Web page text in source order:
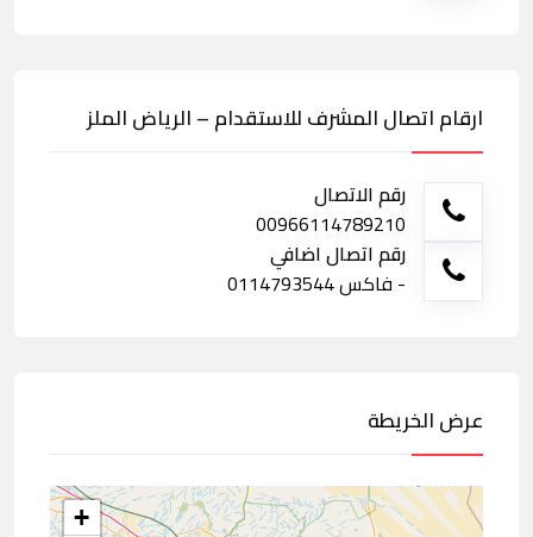
ارقام اتصال المشرف للاستقدام – الرياض الملز
رقم الاتصال
00966114789210
رقم اتصال اضافي
- فاكس 0114793544
عرض الخريطة
+